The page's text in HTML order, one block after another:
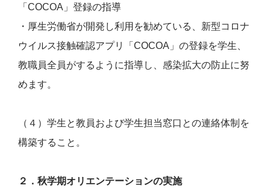
「COCOA」登録の指導
・厚生労働省が開発し利用を勧めている、新型コロナ
ウイルス接触確認アプリ「COCOA」の登録を学生、
教職員全員がするように指導し、感染拡大の防止に努
めます。
（４）学生と教員および学生担当窓口との連絡体制を
構築すること。
２．秋学期オリエンテーションの実施